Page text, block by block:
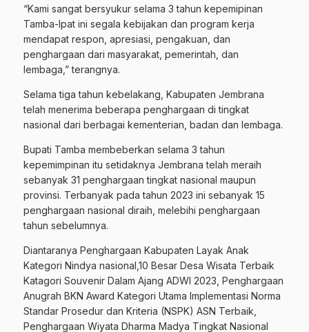
“Kami sangat bersyukur selama 3 tahun kepemipinan
Tamba-Ipat ini segala kebijakan dan program kerja
mendapat respon, apresiasi, pengakuan, dan
penghargaan dari masyarakat, pemerintah, dan
lembaga,” terangnya.
Selama tiga tahun kebelakang, Kabupaten Jembrana
telah menerima beberapa penghargaan di tingkat
nasional dari berbagai kementerian, badan dan lembaga.
Bupati Tamba membeberkan selama 3 tahun
kepemimpinan itu setidaknya Jembrana telah meraih
sebanyak 31 penghargaan tingkat nasional maupun
provinsi. Terbanyak pada tahun 2023 ini sebanyak 15
penghargaan nasional diraih, melebihi penghargaan
tahun sebelumnya.
Diantaranya Penghargaan Kabupaten Layak Anak
Kategori Nindya nasional,10 Besar Desa Wisata Terbaik
Katagori Souvenir Dalam Ajang ADWI 2023, Penghargaan
Anugrah BKN Award Kategori Utama Implementasi Norma
Standar Prosedur dan Kriteria (NSPK) ASN Terbaik,
Penghargaan Wiyata Dharma Madya Tingkat Nasional